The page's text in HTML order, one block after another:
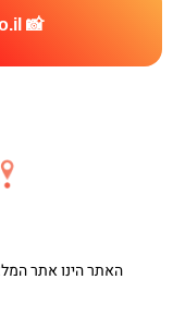
📸 Instagram - travelers.co.il
האתר הינו אתר